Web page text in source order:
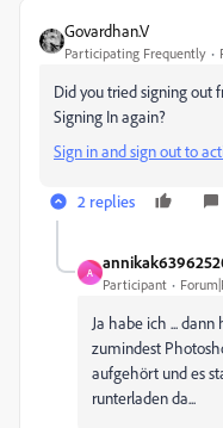
Govardhan.V
Participating Frequently
Did you tried signing out
Signing In again?
Sign in and sign out to
2 replies
A
Participant
Ja habe ich ...
zumindest
aufgehört und es
runterladen da...